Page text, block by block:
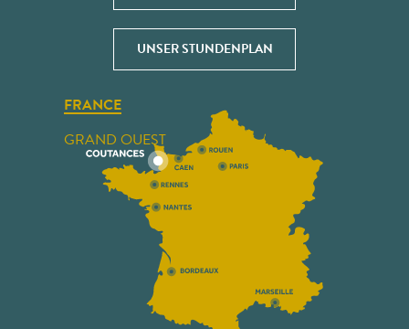
UNSER STUNDENPLAN
FRANCE
GRAND OUEST